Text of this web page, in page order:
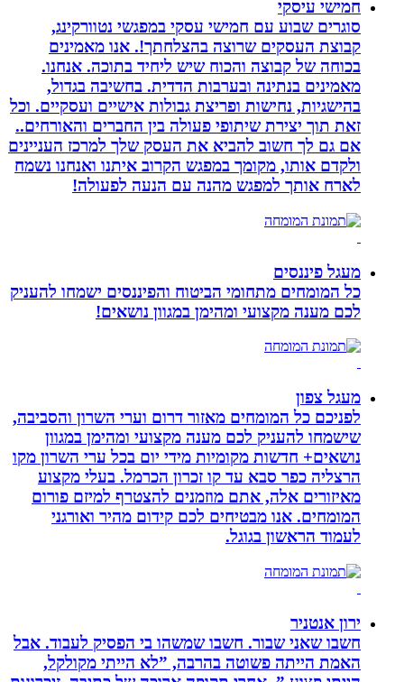
חמישי עיסקי
סוגרים שבוע עם חמישי עסקי במפגשי נטוורקינג,
קבוצת העסקים שרוצה בהצלחתך!. אנו מאמינים
בכוחה של קבוצה והכוח שיש ליחיד בתוכה. אנחנו.
מאמינים בנתינה ובערבות הדדית. בחשיבה בגדול,
בהישגיות, נחישות ופריצת גבולות אישיים ועסקיים. וכל
זאת תוך יצירת שיתופי פעולה בין החברים והאורחים..
אם גם לך חשוב להביא את העסק שלך למרכז העניינים
ולקדם אותו, מקומך במפגש הקרוב איתנו ואנחנו נשמח
לארח אותך למפגש מהנה עם הנעה לפעולה!
מעגל פיננסים
כל המומחים מתחומי הביטוח והפיננסים ישמחו להעניק
לכם מענה מקצועי ומהימן במגוון נושאים!
מעגל צפון
לפניכם כל המומחים מאזור דרום וערי השרון והסביבה,
שישמחו להעניק לכם מענה מקצועי ומהימן במגוון
נושאים+ חדשות מקומיות מידי יום בכל ערי השרון מקו
הרצליה כפר סבא עד קו זכרון הכרמל. בעלי מקצוע
מאיזורים אלה, אתם מוזמנים להצטרף למיזם פורום
המומחים. אנו מבטיחים לכם קידום מהיר ואורגני
לעמוד הראשון בגוגל.
ירון אנטניר
חשבו שאני שבור. חשבו שמשהו בי הפסיק לעבוד. אבל
האמת הייתה פשוטה בהרבה, ”לא הייתי מקולקל,